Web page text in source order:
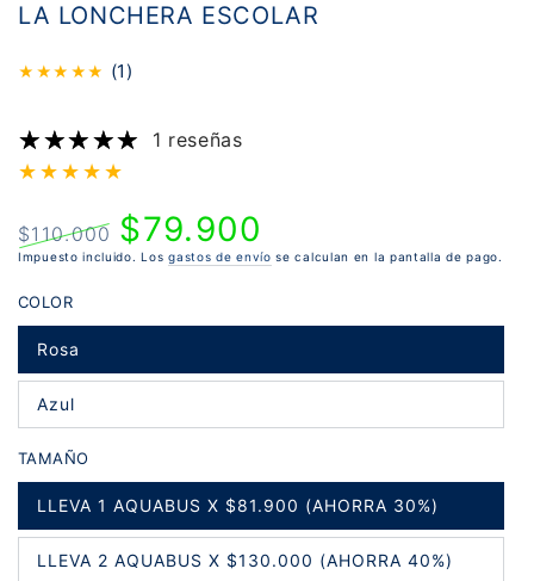
LA LONCHERA ESCOLAR
★ ★★ ★★ (1)
1 reseñas
Precio
$110.000
Precio
$79.900
Impuesto incluido. Losgastos de envío se calculan en la pantalla de pago.
COLOR
Rosa
Variante
agotada
no
disponible
Azul
Variante
agotada
no
disponible
TAMAÑO
LLEVA 1 AQUABUS X $81.900 (AHORRA 30%)
Variante
agotada
no
LLEVA 2 AQUABUS X $130.000 (AHORRA 40%)
Variante